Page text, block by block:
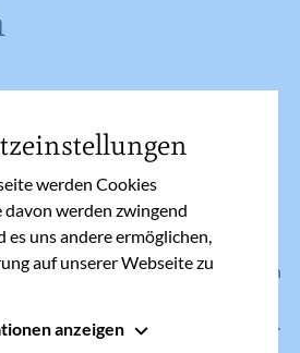
steht im krassen Gegensatz zu
Fratzen von Halloween.
aus dem englischen All
Vorabend zu Allerheiligen. In der
die herumirrenden Seelen am
zu ihren Häusern zurückkommen
Spuk zu wehren, verkleideten
um die Geister abzuschrecken.
werden Cookies
werden zwingend
uns andere ermöglichen,
auf unserer Webseite zu
anzeigen